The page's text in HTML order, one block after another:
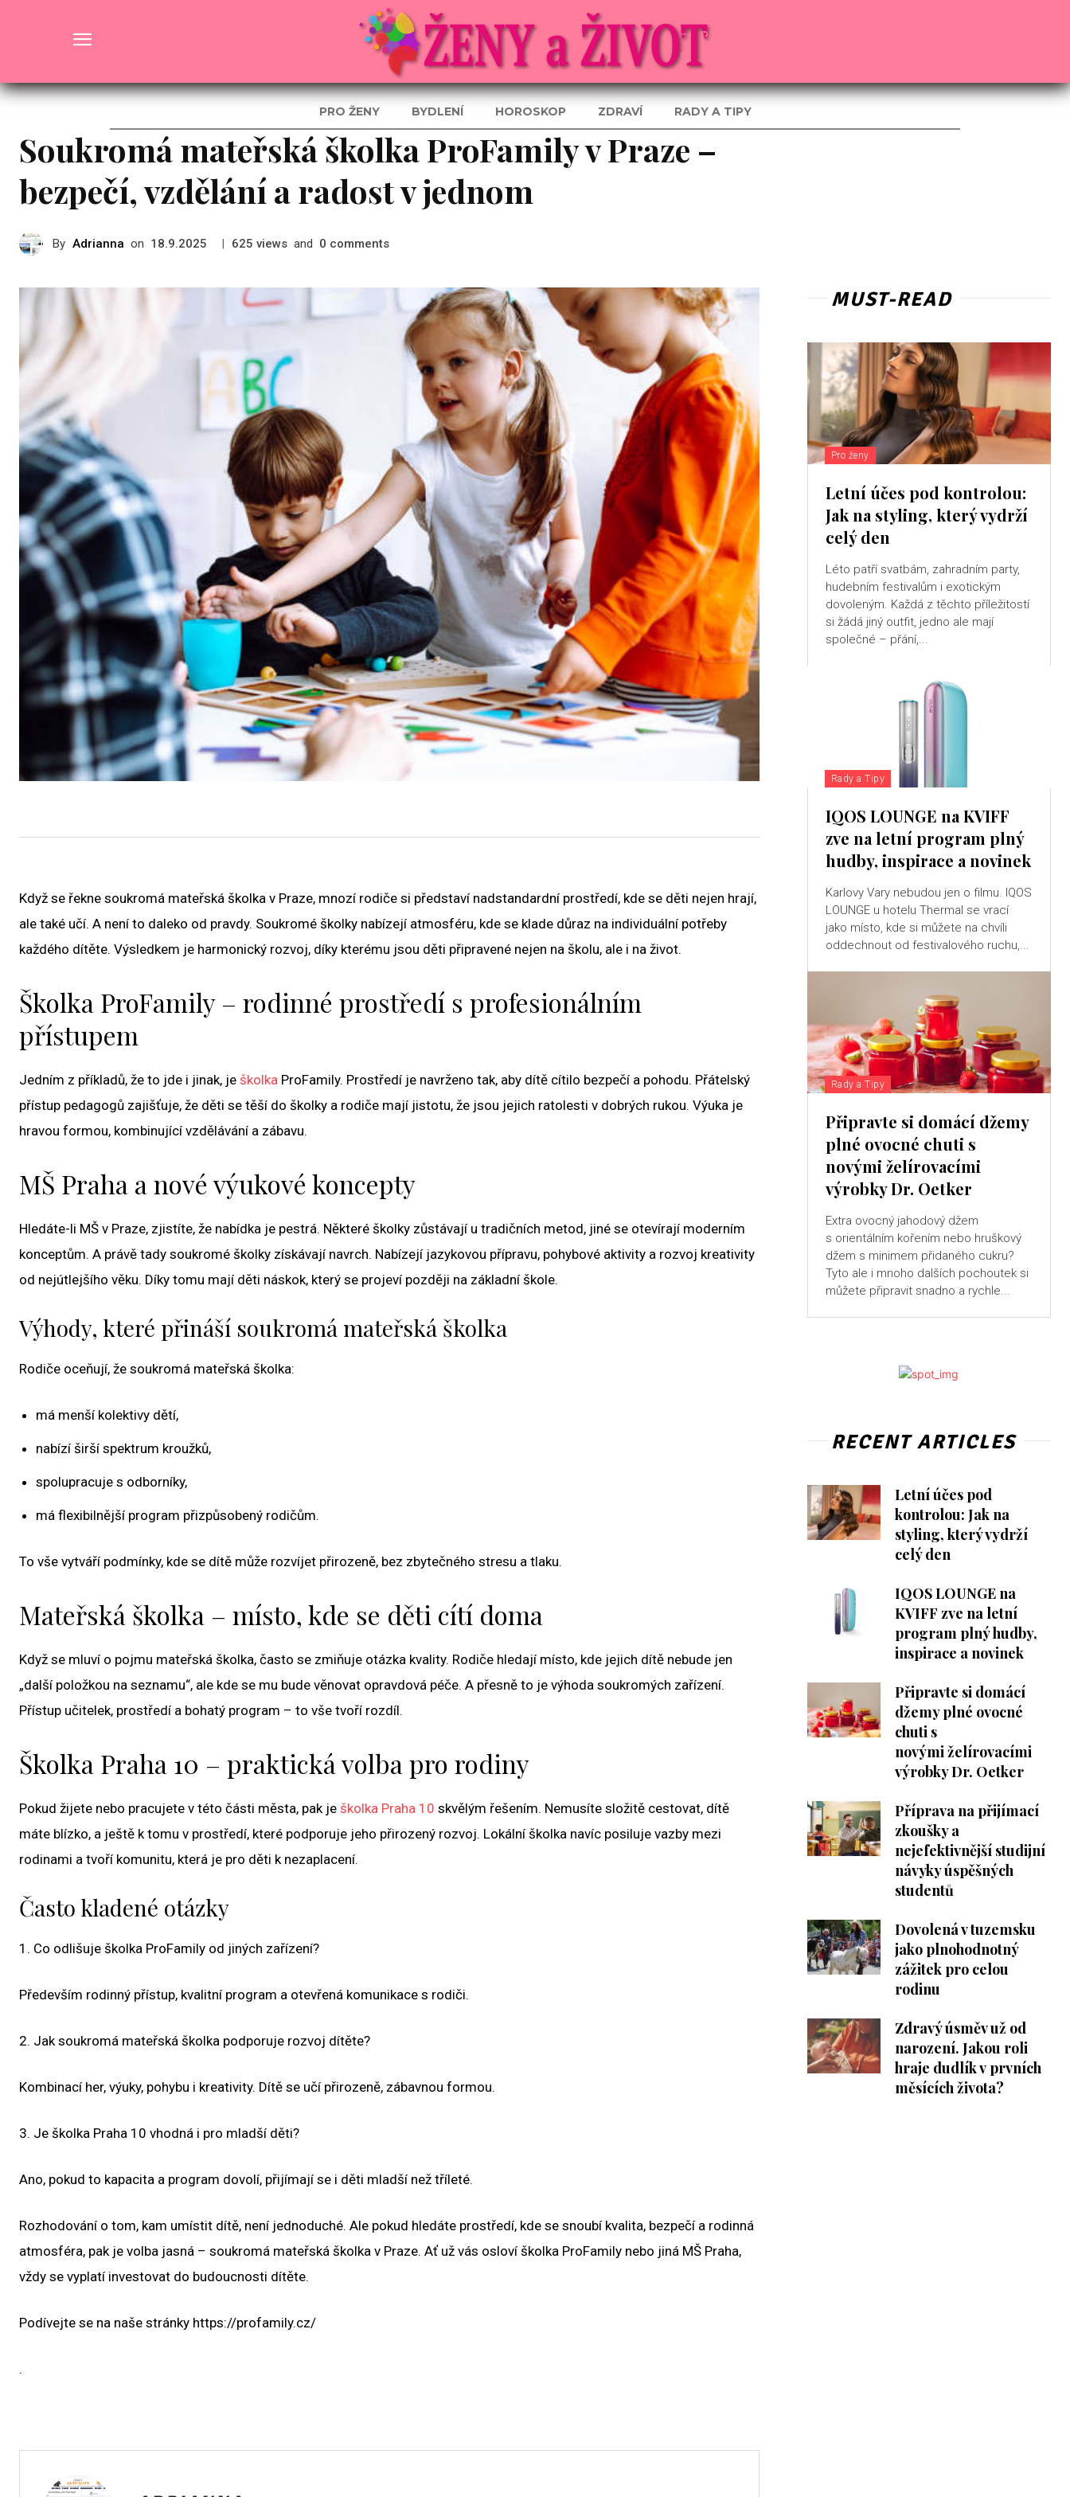
PRO ŽENY BYDLENÍ HOROSKOP ZDRAVÍ RADY A TIPY
Soukromá mateřská školka ProFamily v Praze –
bezpečí, vzdělání a radost v jednom
By Adrianna on 18.9.2025 | 625 views and 0 comments
Když se řekne soukromá mateřská školka v Praze, mnozí rodiče si představí nadstandardní prostředí, kde se děti nejen hrají,
ale také učí. A není to daleko od pravdy. Soukromé školky nabízejí atmosféru, kde se klade důraz na individuální potřeby
každého dítěte. Výsledkem je harmonický rozvoj, díky kterému jsou děti připravené nejen na školu, ale i na život.
Školka ProFamily – rodinné prostředí s profesionálním
přístupem
Jedním z příkladů, že to jde i jinak, je školka ProFamily. Prostředí je navrženo tak, aby dítě cítilo bezpečí a pohodu. Přátelský
přístup pedagogů zajišťuje, že děti se těší do školky a rodiče mají jistotu, že jsou jejich ratolesti v dobrých rukou. Výuka je
hravou formou, kombinující vzdělávání a zábavu.
MŠ Praha a nové výukové koncepty
Hledáte-li MŠ v Praze, zjistíte, že nabídka je pestrá. Některé školky zůstávají u tradičních metod, jiné se otevírají moderním
konceptům. A právě tady soukromé školky získávají navrch. Nabízejí jazykovou přípravu, pohybové aktivity a rozvoj kreativity
od nejútlejšího věku. Díky tomu mají děti náskok, který se projeví později na základní škole.
Výhody, které přináší soukromá mateřská školka
Rodiče oceňují, že soukromá mateřská školka:
má menší kolektivy dětí,
nabízí širší spektrum kroužků,
spolupracuje s odborníky,
má flexibilnější program přizpůsobený rodičům.
To vše vytváří podmínky, kde se dítě může rozvíjet přirozeně, bez zbytečného stresu a tlaku.
Mateřská školka – místo, kde se děti cítí doma
Když se mluví o pojmu mateřská školka, často se zmiňuje otázka kvality. Rodiče hledají místo, kde jejich dítě nebude jen
„další položkou na seznamu“, ale kde se mu bude věnovat opravdová péče. A přesně to je výhoda soukromých zařízení.
Přístup učitelek, prostředí a bohatý program – to vše tvoří rozdíl.
Školka Praha 10 – praktická volba pro rodiny
Pokud žijete nebo pracujete v této části města, pak je školka Praha 10 skvělým řešením. Nemusíte složitě cestovat, dítě
máte blízko, a ještě k tomu v prostředí, které podporuje jeho přirozený rozvoj. Lokální školka navíc posiluje vazby mezi
rodinami a tvoří komunitu, která je pro děti k nezaplacení.
Často kladené otázky
1. Co odlišuje školka ProFamily od jiných zařízení?
Především rodinný přístup, kvalitní program a otevřená komunikace s rodiči.
2. Jak soukromá mateřská školka podporuje rozvoj dítěte?
Kombinací her, výuky, pohybu i kreativity. Dítě se učí přirozeně, zábavnou formou.
3. Je školka Praha 10 vhodná i pro mladší děti?
Ano, pokud to kapacita a program dovolí, přijímají se i děti mladší než tříleté.
Rozhodování o tom, kam umístit dítě, není jednoduché. Ale pokud hledáte prostředí, kde se snoubí kvalita, bezpečí a rodinná
atmosféra, pak je volba jasná – soukromá mateřská školka v Praze. Ať už vás osloví školka ProFamily nebo jiná MŠ Praha,
vždy se vyplatí investovat do budoucnosti dítěte.
Podívejte se na naše stránky https://profamily.cz/
.
MUST-READ
Pro ženy
Letní účes pod kontrolou:
Jak na styling, který vydrží
celý den
Léto patří svatbám, zahradním party,
hudebním festivalům i exotickým
dovoleným. Každá z těchto příležitostí
si žádá jiný outfit, jedno ale mají
společné – přání,...
Rady a Tipy
IQOS LOUNGE na KVIFF
zve na letní program plný
hudby, inspirace a novinek
Karlovy Vary nebudou jen o filmu. IQOS
LOUNGE u hotelu Thermal se vrací
jako místo, kde si můžete na chvíli
oddechnout od festivalového ruchu,...
Rady a Tipy
Připravte si domácí džemy
plné ovocné chuti s
novými želírovacími
výrobky Dr. Oetker
Extra ovocný jahodový džem
s orientálním kořením nebo hruškový
džem s minimem přidaného cukru?
Tyto ale i mnoho dalších pochoutek si
můžete připravit snadno a rychle...
RECENT ARTICLES
Letní účes pod
kontrolou: Jak na
styling, který vydrží
celý den
IQOS LOUNGE na
KVIFF zve na letní
program plný hudby,
inspirace a novinek
Připravte si domácí
džemy plné ovocné
chuti s
novými želírovacími
výrobky Dr. Oetker
Příprava na přijímací
zkoušky a
nejefektivnější studijní
návyky úspěšných
studentů
Dovolená v tuzemsku
jako plnohodnotný
zážitek pro celou
rodinu
Zdravý úsměv už od
narození. Jakou roli
hraje dudlík v prvních
měsících života?